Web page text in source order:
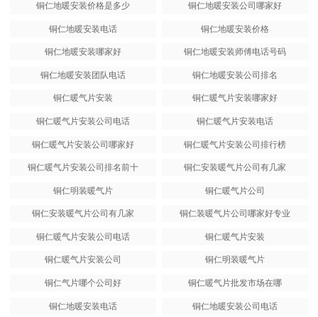
铜仁地暖安装价格是多少 铜仁地暖安装公司哪家好
铜仁地暖安装电话 铜仁地暖安装价格
铜仁地暖安装哪家好 铜仁地暖安装师傅电话号码
铜仁地暖安装团队电话 铜仁地暖安装公司排名
铜仁暖气片安装 铜仁暖气片安装哪家好
铜仁暖气片安装公司电话 铜仁暖气片安装电话
铜仁暖气片安装公司哪家好 铜仁暖气片安装公司排行榜
铜仁暖气片安装公司排名前十 铜仁安装暖气片公司有几家
铜仁明装暖气片 铜仁暖气片公司
铜仁安装暖气片公司有几家 铜仁装暖气片公司哪家好专业
铜仁暖气片安装公司电话 铜仁暖气片安装
铜仁暖气片安装公司 铜仁明装暖气片
铜仁气片哪个公司好 铜仁暖气片批发市场在哪
铜仁地暖安装电话 铜仁地暖安装公司电话